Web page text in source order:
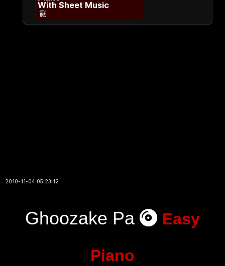
With Sheet Music
2010-11-04 05:23:12
Ghoozake Pa Easy
Piano